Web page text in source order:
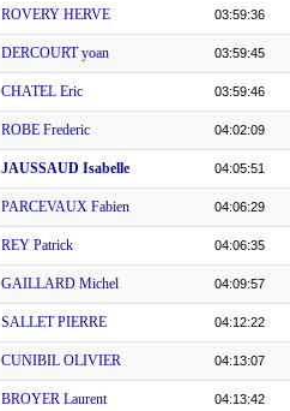
ROVERY HERVE 03:59:36
DERCOURT yoan 03:59:45
CHATEL Eric 03:59:46
ROBE Frederic 04:02:09
JAUSSAUD Isabelle 04:05:51
PARCEVAUX Fabien 04:06:29
REY Patrick 04:06:35
GAILLARD Michel 04:09:57
SALLET PIERRE 04:12:22
CUNIBIL OLIVIER 04:13:07
BROYER Laurent 04:13:42